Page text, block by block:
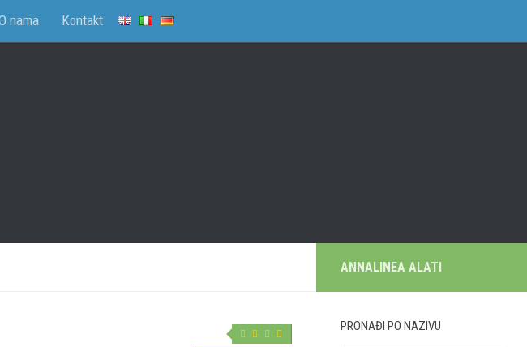
nama Kontakt
ANNALINEA ALATI
PRONAĐI PO NAZIVU